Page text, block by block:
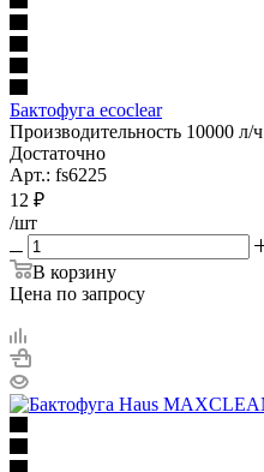
Бактофуга ecoclear
Производительность 10000 л/ч
Достаточно
Арт.: fs6225
12 ₽
/шт
В корзину
Цена по запросу